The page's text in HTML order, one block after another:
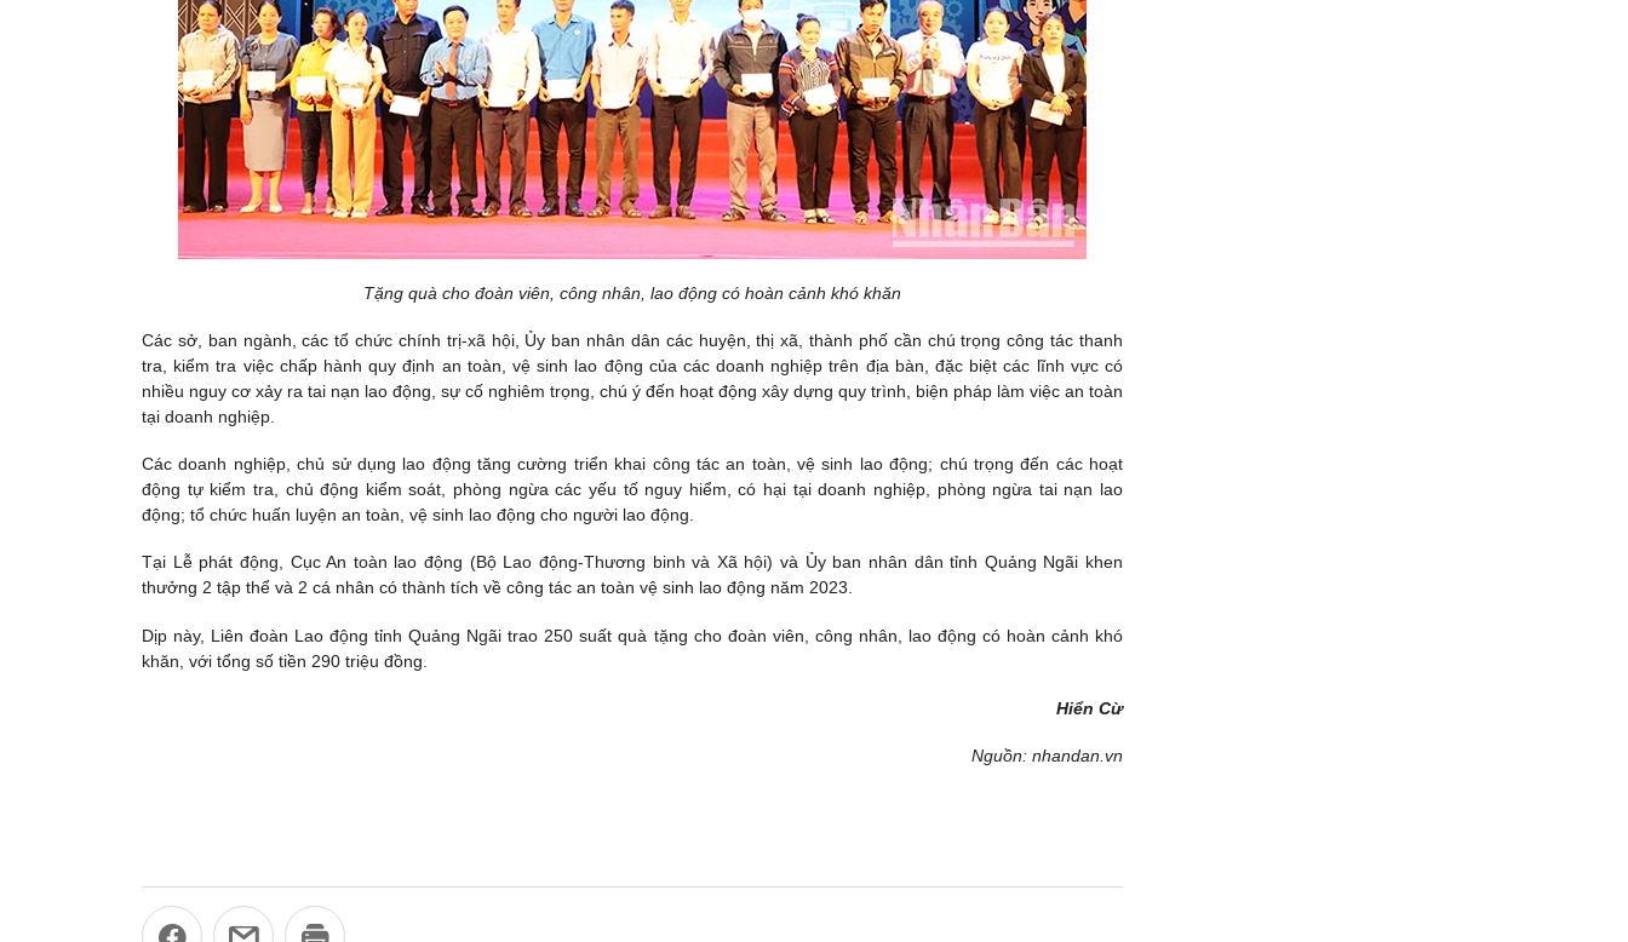
Tặng quà cho đoàn viên, công nhân, lao động có hoàn cảnh khó khăn
Các sở, ban ngành, các tổ chức chính trị-xã hội, Ủy ban nhân dân các huyện, thị xã, thành phố cần chú trọng công tác thanh
tra, kiểm tra việc chấp hành quy định an toàn, vệ sinh lao động của các doanh nghiệp trên địa bàn, đặc biệt các lĩnh vực có
nhiều nguy cơ xảy ra tai nạn lao động, sự cố nghiêm trọng, chú ý đến hoạt động xây dựng quy trình, biện pháp làm việc an toàn
tại doanh nghiệp.
Các doanh nghiệp, chủ sử dụng lao động tăng cường triển khai công tác an toàn, vệ sinh lao động; chú trọng đến các hoạt
động tự kiểm tra, chủ động kiểm soát, phòng ngừa các yếu tố nguy hiểm, có hại tại doanh nghiệp, phòng ngừa tai nạn lao
động; tổ chức huấn luyện an toàn, vệ sinh lao động cho người lao động.
Tại Lễ phát động, Cục An toàn lao động (Bộ Lao động-Thương binh và Xã hội) và Ủy ban nhân dân tỉnh Quảng Ngãi khen
thưởng 2 tập thể và 2 cá nhân có thành tích về công tác an toàn vệ sinh lao động năm 2023.
Dịp này, Liên đoàn Lao động tỉnh Quảng Ngãi trao 250 suất quà tặng cho đoàn viên, công nhân, lao động có hoàn cảnh khó
khăn, với tổng số tiền 290 triệu đồng.
Hiển Cừ
Nguồn: nhandan.vn